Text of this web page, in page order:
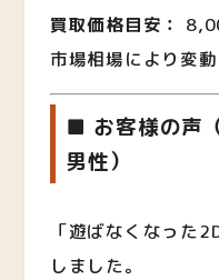
買取価格目安：
市場相場により変動
■ お客様の声
男性）
「遊ばなくなった
しました。